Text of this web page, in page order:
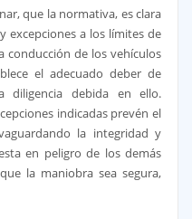
que la normativa, es clara
excepciones a los límites de
conducción de los vehículos
el adecuado deber de
diligencia debida en ello.
indicadas prevén el
la integridad y
en peligro de los demás
la maniobra sea segura,